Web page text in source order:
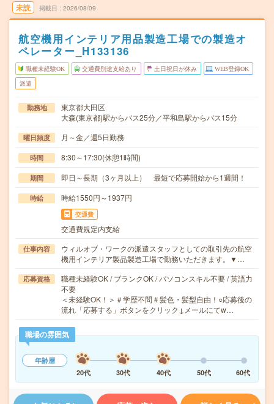
未読 掲載日 2026/08/09
航空機用インテリア用品製造工場での製造オ
ペレーター_H133136
職種未経験OK 交通費別途支給あり 土日祝日が休み WEB登録OK
派遣
勤務地
東京都大田区
大森(東京都)駅からバス25分／平和島駅からバス15分
曜日頻度 月～金／週5日勤務
時間 8:30～17:30(休憩1時間)
期間 即日～長期（3ヶ月以上） 最短で応募開始から1週間！
時給 時給1550円～1937円
交通費
交通費規定内支給
仕事内容
ウィルオブ・ワークの派遣スタッフとしての取引先の航空
機用インテリア製品製造工場で勤務いただきます。▼…
応募資格
職種未経験OK / ブランクOK / パソコンスキル不要 / 英語力
不要
＜未経験OK！＞＃学歴不問＃髪色・髪型自由！○応募後の
流れ「応募する」ボタンをクリック↓メールにてw…
職場の雰囲気
年齢層
20代
30代 40代 50代 60代